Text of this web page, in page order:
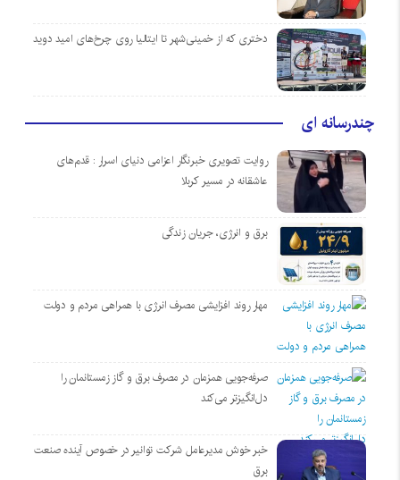
دختری که از خمینی‌شهر تا ایتالیا روی چرخ‌های امید دوید
چندرسانه ای
روایت تصویری خبرنگار اعزامی دنیای اسرار : قدم‌های
عاشقانه در مسیر کربلا
برق و انرژی، جریان زندگی
مهار روند افزایشی مصرف انرژی با همراهی مردم و دولت
صرفه‌جویی همزمان در مصرف برق و گاز زمستانمان را
دل‌انگیزتر می‌کند
خبر خوش مدیرعامل شرکت توانیر در خصوص آینده صنعت
برق